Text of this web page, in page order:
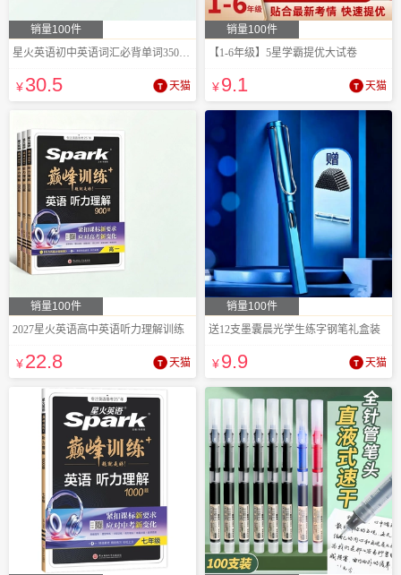
销量100件
星火英语初中英语词汇必背单词3500词
¥30.5 天猫
销量100件
【1-6年级】5星学霸提优大试卷
¥9.1 天猫
销量100件
2027星火英语高中英语听力理解训练
¥22.8 天猫
销量100件
送12支墨囊晨光学生练字钢笔礼盒装
¥9.9 天猫